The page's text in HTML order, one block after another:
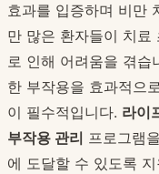
효과를 입증하며 비만
만 많은 환자들이 치료
로 인해 어려움을 겪습
한 부작용을 효과적으
이 필수적입니다. 라이
부작용 관리 프로그램
에 도달할 수 있도록